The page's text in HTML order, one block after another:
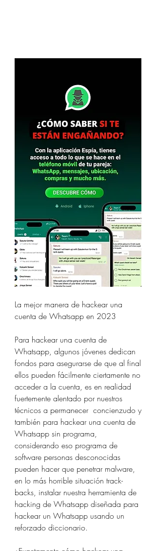
La mejor manera de hackear una
cuenta de Whatsapp en 2023
Para hackear una cuenta de
Whatsapp, algunos jóvenes dedican
fondos para asegurarse de que al final
ellos pueden fácilmente ciertamente no
acceder a la cuenta, es en realidad
fuertemente alentado por nuestros
técnicos a permanecer  concienzudo y
también para hackear una cuenta de
Whatsapp sin programa,
considerando eso programa de
software personas desconocidas
pueden hacer que penetrar malware,
en lo más horrible situación track-
backs, instalar nuestra herramienta de
hacking de Whatsapp diseñada para
hackear un Whatsapp usando un
reforzado diccionario.